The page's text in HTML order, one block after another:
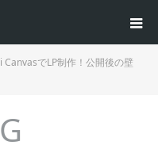
CanvasでLP制作！公開後の壁